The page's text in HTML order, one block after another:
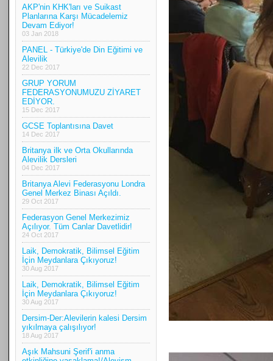
AKP'nin KHK'ları ve Suikast
Planlarına Karşı Mücadelemiz
Devam Ediyor!
03 Jan 2018
PANEL - Türkiye'de Din Eğitimi ve
Alevilik
22 Dec 2017
GRUP YORUM
FEDERASYONUMUZU ZİYARET
EDİYOR.
15 Dec 2017
GCSE Toplantısına Davet
14 Dec 2017
Britanya ilk ve Orta Okullarında
Alevilik Dersleri
04 Dec 2017
Britanya Alevi Federasyonu Londra
Genel Merkez Binası Açıldı.
29 Oct 2017
Federasyon Genel Merkezimiz
Açılıyor. Tüm Canlar Davetlidir!
24 Oct 2017
Laik, Demokratik, Bilimsel Eğitim
İçin Meydanlara Çıkıyoruz!
30 Aug 2017
Laik, Demokratik, Bilimsel Eğitim
İçin Meydanlara Çıkıyoruz!
30 Aug 2017
Dersim-Der:Alevilerin kalesi Dersim
yıkılmaya çalışılıyor!
18 Aug 2017
Aşık Mahsuni Şerif'i anma